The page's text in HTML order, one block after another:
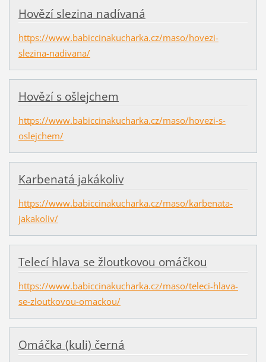
Hovězí slezina nadívaná
https://www.babiccinakucharka.cz/maso/hovezi-
slezina-nadivana/
Hovězí s ošlejchem
https://www.babiccinakucharka.cz/maso/hovezi-s-
oslejchem/
Karbenatá jakákoliv
https://www.babiccinakucharka.cz/maso/karbenata-
jakakoliv/
Telecí hlava se žloutkovou omáčkou
https://www.babiccinakucharka.cz/maso/teleci-hlava-
se-zloutkovou-omackou/
Omáčka (kuli) černá